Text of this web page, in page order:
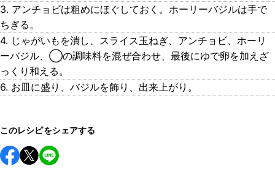
3. アンチョビは粗めにほぐしておく。ホーリーバジルは手で
ちぎる。
4. じゃがいもを潰し、スライス玉ねぎ、アンチョビ、ホーリ
ーバジル、◯の調味料を混ぜ合わせ、最後にゆで卵を加えざ
っくり和える。
6. お皿に盛り、バジルを飾り、出来上がり。
このレシピをシェアする